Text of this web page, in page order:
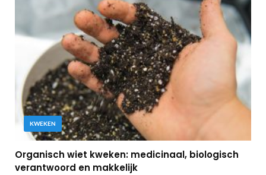
KWEKEN
Organisch wiet kweken: medicinaal, biologisch
verantwoord en makkelijk